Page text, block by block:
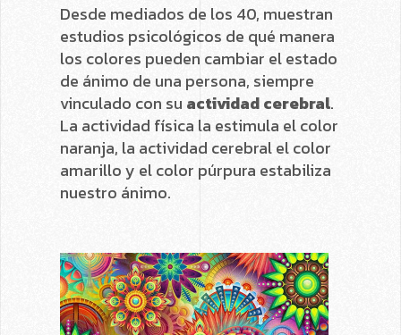
Desde mediados de los 40, muestran
estudios psicológicos de qué manera
los colores pueden cambiar el estado
de ánimo de una persona, siempre
vinculado con su actividad cerebral.
La actividad física la estimula el color
naranja, la actividad cerebral el color
amarillo y el color púrpura estabiliza
nuestro ánimo.